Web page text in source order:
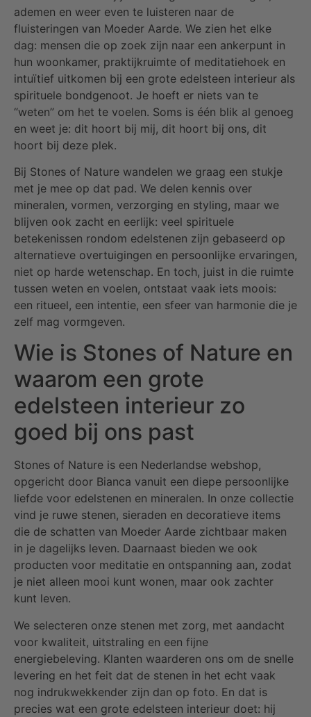
ademen en weer even te luisteren naar de
fluisteringen van Moeder Aarde. We zien het elke
dag: mensen die op zoek zijn naar een ankerpunt in
hun woonkamer, praktijkruimte of meditatiehoek en
intuïtief uitkomen bij een grote edelsteen interieur als
spirituele bondgenoot. Je hoeft er niets van te
“weten” om het te voelen. Soms is één blik al genoeg
en weet je: dit hoort bij mij, dit hoort bij ons, dit
hoort bij deze plek.
Bij Stones of Nature wandelen we graag een stukje
met je mee op dat pad. We delen kennis over
mineralen, vormen, verzorging en styling, maar we
blijven ook zacht en eerlijk: veel spirituele
betekenissen rondom edelstenen zijn gebaseerd op
alternatieve overtuigingen en persoonlijke ervaringen,
niet op harde wetenschap. En toch, juist in die ruimte
tussen weten en voelen, ontstaat vaak iets moois:
een ritueel, een intentie, een sfeer van harmonie die je
zelf mag vormgeven.
Wie is Stones of Nature en
waarom een grote
edelsteen interieur zo
goed bij ons past
Stones of Nature is een Nederlandse webshop,
opgericht door Bianca vanuit een diepe persoonlijke
liefde voor edelstenen en mineralen. In onze collectie
vind je ruwe stenen, sieraden en decoratieve items
die de schatten van Moeder Aarde zichtbaar maken
in je dagelijks leven. Daarnaast bieden we ook
producten voor meditatie en ontspanning aan, zodat
je niet alleen mooi kunt wonen, maar ook zachter
kunt leven.
We selecteren onze stenen met zorg, met aandacht
voor kwaliteit, uitstraling en een fijne
energiebeleving. Klanten waarderen ons om de snelle
levering en het feit dat de stenen in het echt vaak
nog indrukwekkender zijn dan op foto. En dat is
precies wat een grote edelsteen interieur doet: hij